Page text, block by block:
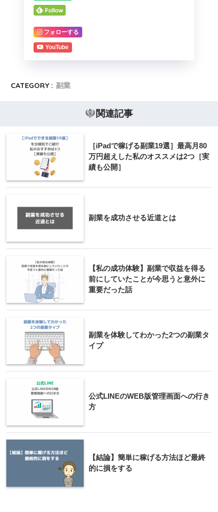
フォローする
YouTube
CATEGORY : 副業
関連記事
［iPadで稼げる副業19選］最高月80
万円超えした私のオススメは2つ［実
績も公開］
副業を成功させる近道とは
【私の成功体験】副業で収益を得る
前にしていたことが今思うと意外に
重要だった話
副業を体験してわかった2つの副業タ
イプ
公式LINEのWEB版管理画面への行き
方
【結論】簡単に稼げる方法ほど最終
的に損をする